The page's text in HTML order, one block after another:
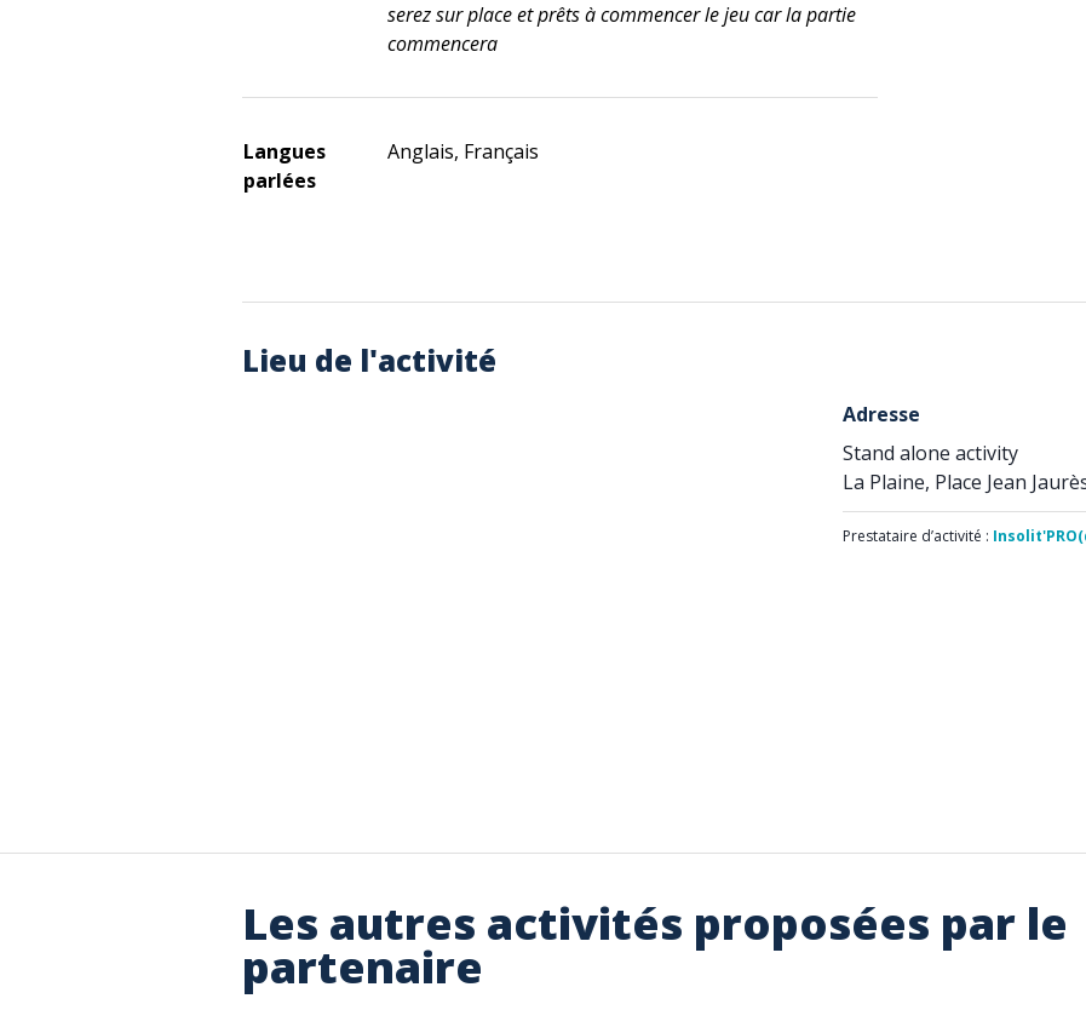
serez sur place et prêts à commencer le jeu car la partie
commencera
Langues
parlées
Anglais, Français
Lieu de l'activité
Adresse
Stand alone activity
La Plaine, Place Jean
Prestataire d’activité :
Les autres activités proposées par le
partenaire